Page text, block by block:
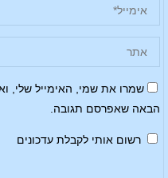
שמרו את שמי, האימייל שלי,
הבאה שאפרסם תגובה.
רשום אותי לקבלת עדכונים